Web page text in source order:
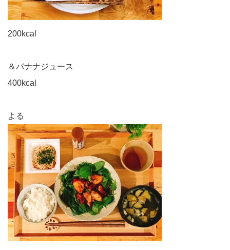
200kcal
＆バナナジュース
400kcal
よる